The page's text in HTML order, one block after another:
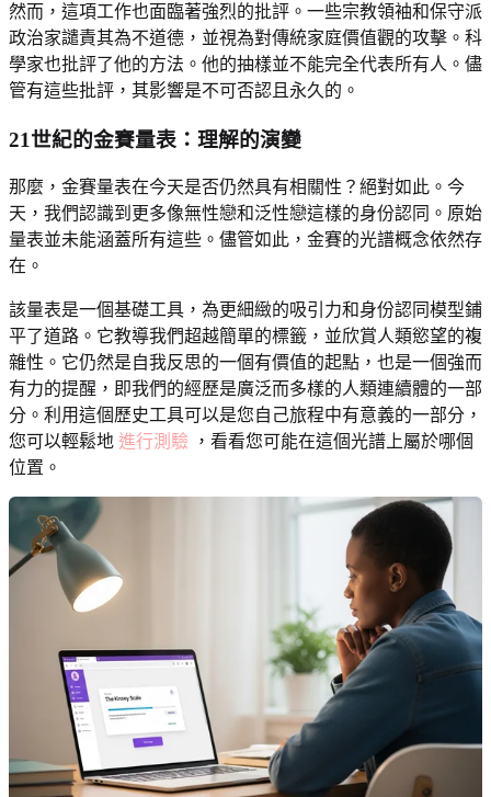
然而，這項工作也面臨著強烈的批評。一些宗教領袖和保守派
政治家譴責其為不道德，並視為對傳統家庭價值觀的攻擊。科
學家也批評了他的方法。他的抽樣並不能完全代表所有人。儘
管有這些批評，其影響是不可否認且永久的。
21世紀的金賽量表：理解的演變
那麼，金賽量表在今天是否仍然具有相關性？絕對如此。今
天，我們認識到更多像無性戀和泛性戀這樣的身份認同。原始
量表並未能涵蓋所有這些。儘管如此，金賽的光譜概念依然存
在。
該量表是一個基礎工具，為更細緻的吸引力和身份認同模型鋪
平了道路。它教導我們超越簡單的標籤，並欣賞人類慾望的複
雜性。它仍然是自我反思的一個有價值的起點，也是一個強而
有力的提醒，即我們的經歷是廣泛而多樣的人類連續體的一部
分。利用這個歷史工具可以是您自己旅程中有意義的一部分，
您可以輕鬆地 進行測驗 ，看看您可能在這個光譜上屬於哪個
位置。